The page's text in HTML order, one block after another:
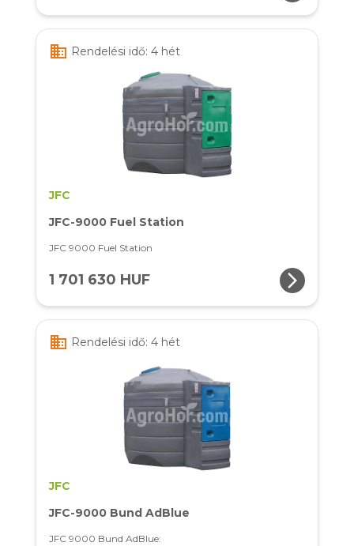
business Rendelési idő: 4 hét
JFC
JFC-9000 Fuel Station
JFC 9000 Fuel Station
1 701 630 HUF arrow_forward_ios
business Rendelési idő: 4 hét
JFC
JFC-9000 Bund AdBlue
JFC 9000 Bund AdBlue: